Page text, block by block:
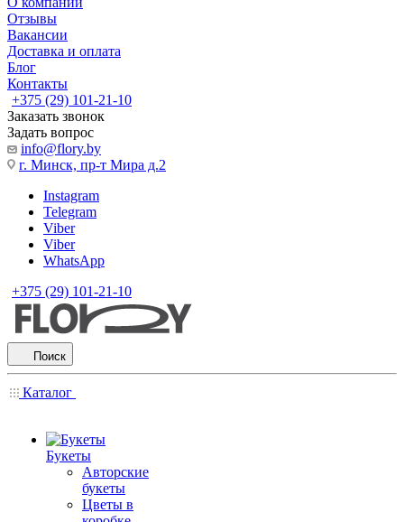
Отзывы
Вакансии
Доставка и оплата
Блог
Контакты
+375 (29) 101-21-10
Заказать звонок
Задать вопрос
info@flory.by
г. Минск, пр-т Мира д.2
Instagram
Telegram
Viber
Viber
WhatsApp
+375 (29) 101-21-10
Поиск
Каталог
Букеты
Авторские
букеты
Цветы в